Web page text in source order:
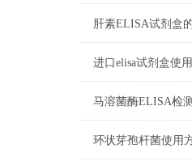
肝素ELISA试剂盒
环状芽孢杆菌使用